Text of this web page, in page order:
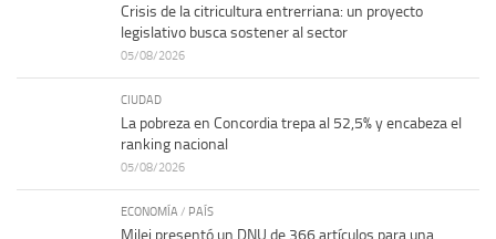
Crisis de la citricultura entrerriana: un proyecto
legislativo busca sostener al sector
05/08/2026
CIUDAD
La pobreza en Concordia trepa al 52,5% y encabeza el
ranking nacional
05/08/2026
ECONOMÍA / PAÍS
Milei presentó un DNU de 366 artículos para una